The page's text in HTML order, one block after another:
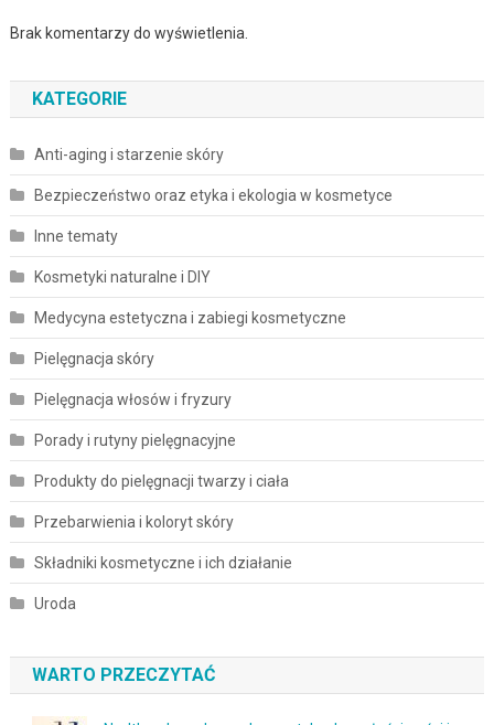
Brak komentarzy do wyświetlenia.
KATEGORIE
Anti-aging i starzenie skóry
Bezpieczeństwo oraz etyka i ekologia w kosmetyce
Inne tematy
Kosmetyki naturalne i DIY
Medycyna estetyczna i zabiegi kosmetyczne
Pielęgnacja skóry
Pielęgnacja włosów i fryzury
Porady i rutyny pielęgnacyjne
Produkty do pielęgnacji twarzy i ciała
Przebarwienia i koloryt skóry
Składniki kosmetyczne i ich działanie
Uroda
WARTO PRZECZYTAĆ